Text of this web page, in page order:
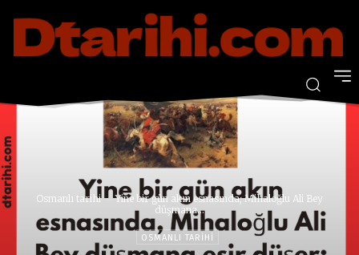
Osmanlı tarihi
Yine bir gün akın esnasında, Mihaloğlu Ali Bey
düşmana...
OSMANLI TARIHI